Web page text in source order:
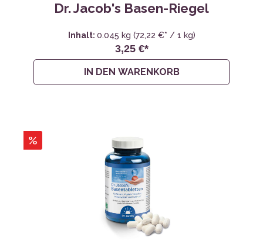
Dr. Jacob's Basen-Riegel
Inhalt: 0.045 kg (72,22 €* / 1 kg)
3,25 €*
IN DEN WARENKORB
%